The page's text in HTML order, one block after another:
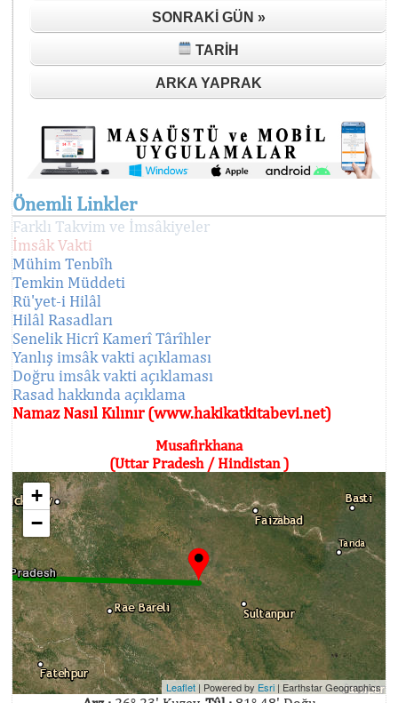
SONRAKI GÜN »
TARIH
ARKA YAPRAK
Önemli Linkler
Farklı Takvim ve İmsâkiyeler
İmsâk Vakti
Mühim Tenbîh
Temkin Müddeti
Rü'yet-i Hilâl
Hilâl Rasadları
Senelik Hicrî Kamerî Târîhler
Yanlış imsâk vakti açıklaması
Doğru imsâk vakti açıklaması
Rasad hakkında açıklama
Namaz Nasıl Kılınır (www.hakikatkitabevi.net)
Musafirkhana
(Uttar Pradesh / Hindistan )
+
−
Leaflet | Powered by Esri | Earthstar Geographics